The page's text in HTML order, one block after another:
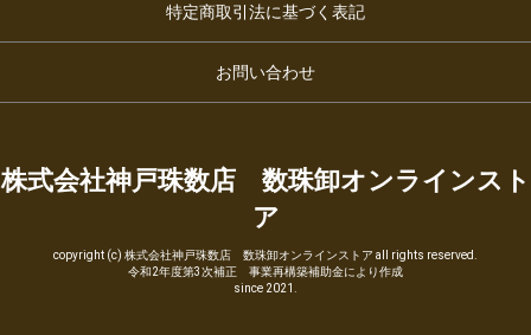
特定商取引法に基づく表記
お問い合わせ
株式会社神戸珠数店 数珠卸オンラインスト
ア
copyright (c) 株式会社神戸珠数店 数珠卸オンラインストア all rights reserved.
令和2年度第3次補正 事業再構築補助金により作成
since 2021.